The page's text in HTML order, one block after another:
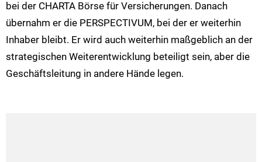
bei der CHARTA Börse für Versicherungen. Danach
übernahm er die PERSPECTIVUM, bei der er weiterhin
Inhaber bleibt. Er wird auch weiterhin maßgeblich an der
strategischen Weiterentwicklung beteiligt sein, aber die
Geschäftsleitung in andere Hände legen.